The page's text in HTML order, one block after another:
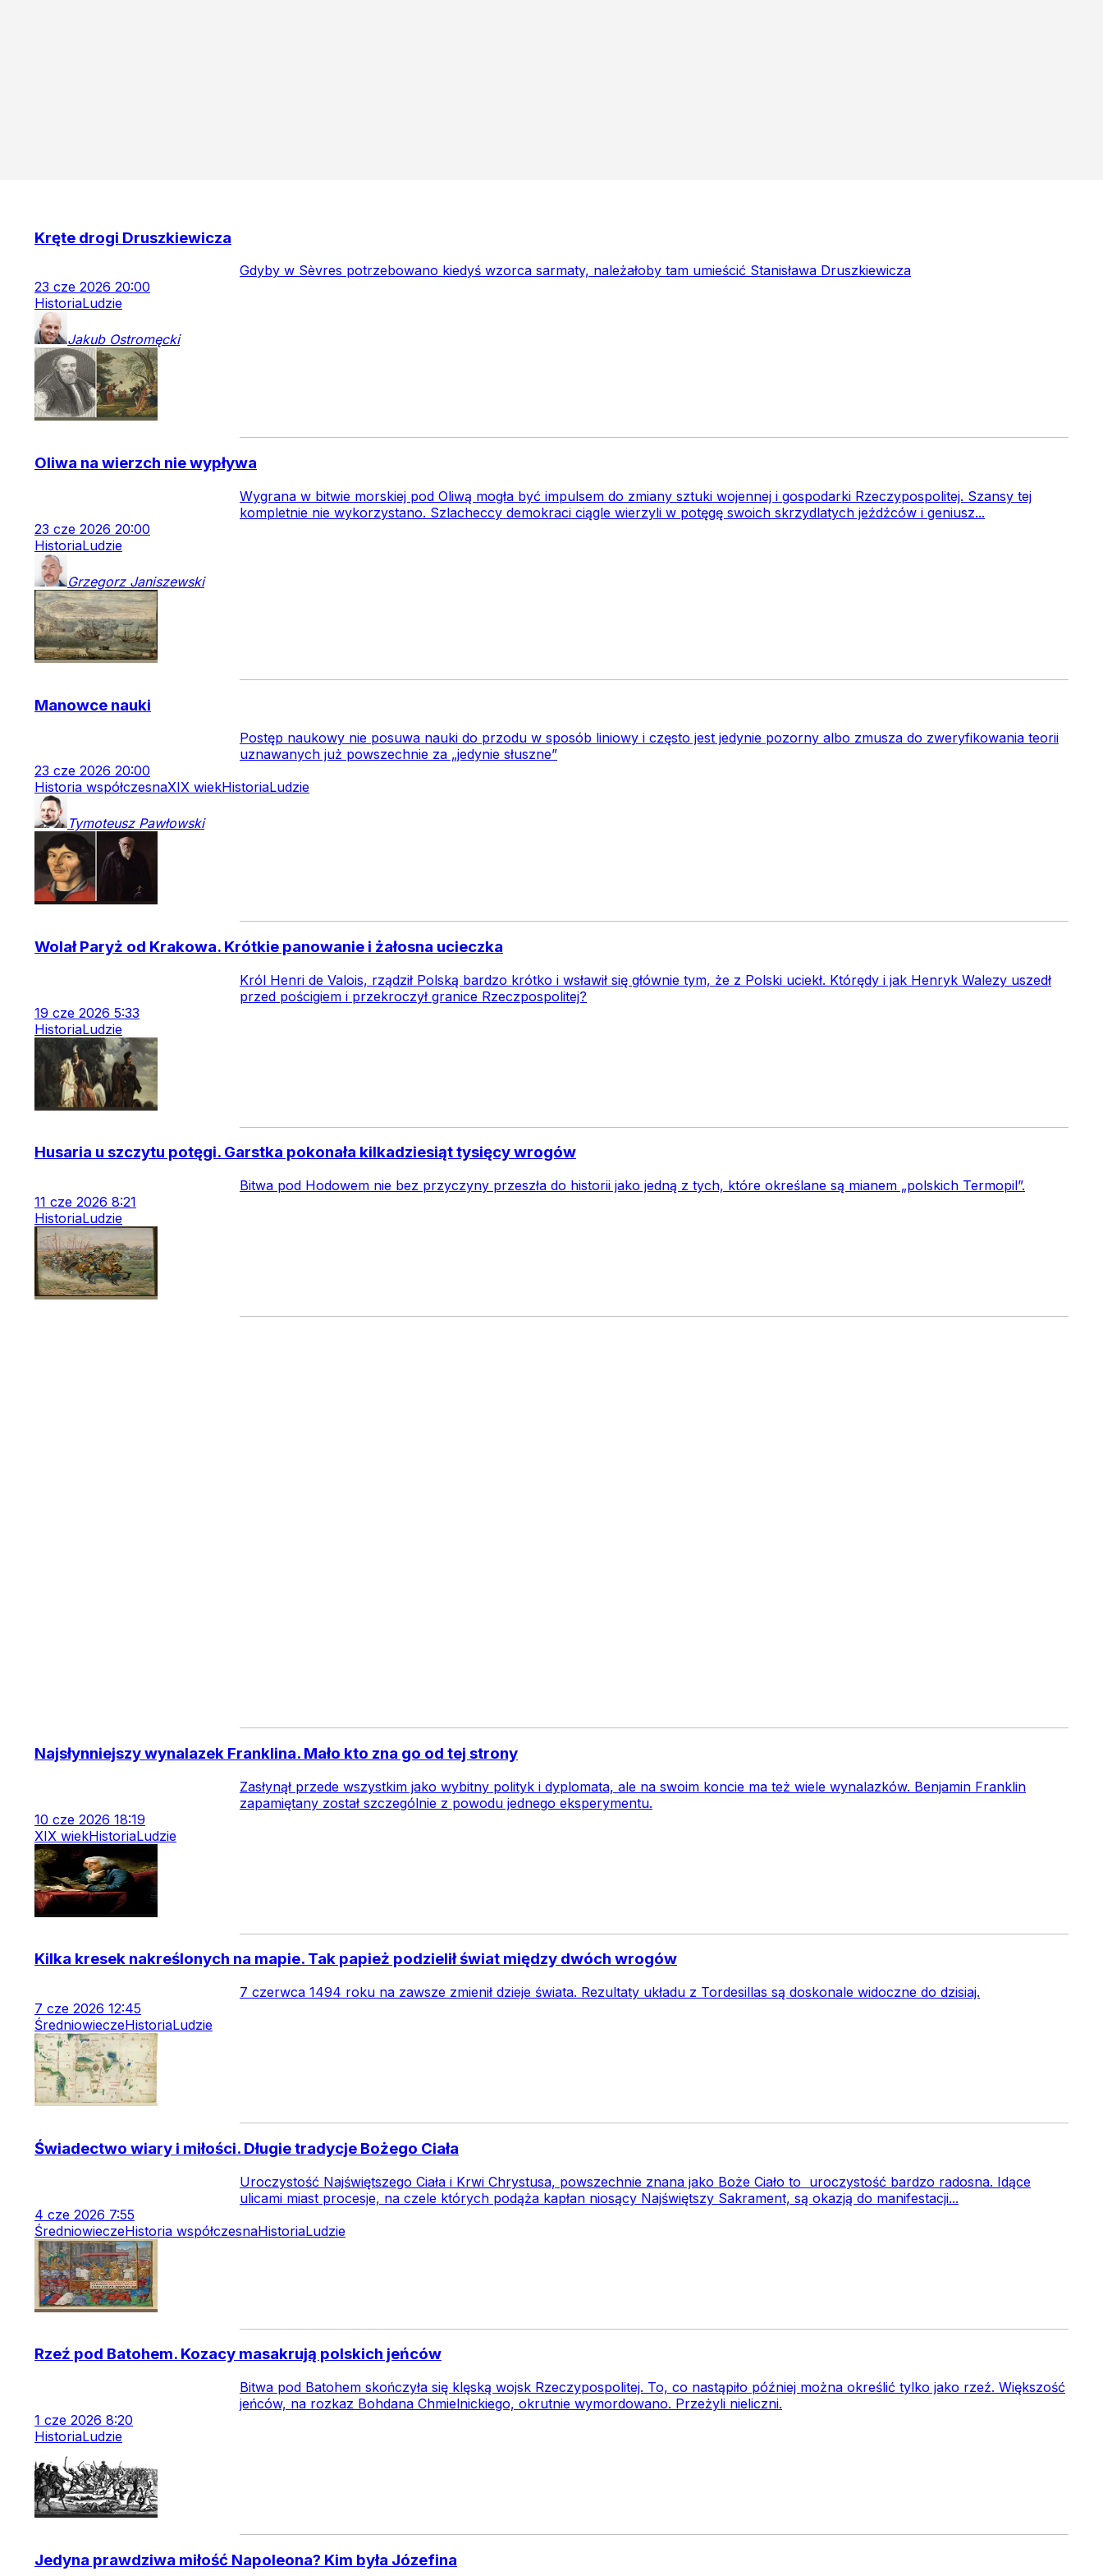
Kręte drogi Druszkiewicza
Gdyby w Sèvres potrzebowano kiedyś wzorca sarmaty, należałoby tam umieścić Stanisława Druszkiewicza
23 cze 2026 20:00
HistoriaLudzie
Jakub Ostromęcki
Oliwa na wierzch nie wypływa
Wygrana w bitwie morskiej pod Oliwą mogła być impulsem do zmiany sztuki wojennej i gospodarki Rzeczypospolitej. Szansy tej
kompletnie nie wykorzystano. Szlacheccy demokraci ciągle wierzyli w potęgę swoich skrzydlatych jeźdźców i geniusz...
23 cze 2026 20:00
HistoriaLudzie
Grzegorz Janiszewski
Manowce nauki
Postęp naukowy nie posuwa nauki do przodu w sposób liniowy i często jest jedynie pozorny albo zmusza do zweryfikowania teorii
uznawanych już powszechnie za „jedynie słuszne”
23 cze 2026 20:00
Historia współczesnaXIX wiekHistoriaLudzie
Tymoteusz Pawłowski
Wolał Paryż od Krakowa. Krótkie panowanie i żałosna ucieczka
Król Henri de Valois, rządził Polską bardzo krótko i wsławił się głównie tym, że z Polski uciekł. Którędy i jak Henryk Walezy uszedł
przed pościgiem i przekroczył granice Rzeczpospolitej?
19 cze 2026 5:33
HistoriaLudzie
Husaria u szczytu potęgi. Garstka pokonała kilkadziesiąt tysięcy wrogów
Bitwa pod Hodowem nie bez przyczyny przeszła do historii jako jedną z tych, które określane są mianem „polskich Termopil”.
11 cze 2026 8:21
HistoriaLudzie
Najsłynniejszy wynalazek Franklina. Mało kto zna go od tej strony
Zasłynął przede wszystkim jako wybitny polityk i dyplomata, ale na swoim koncie ma też wiele wynalazków. Benjamin Franklin
zapamiętany został szczególnie z powodu jednego eksperymentu.
10 cze 2026 18:19
XIX wiekHistoriaLudzie
Kilka kresek nakreślonych na mapie. Tak papież podzielił świat między dwóch wrogów
7 czerwca 1494 roku na zawsze zmienił dzieje świata. Rezultaty układu z Tordesillas są doskonale widoczne do dzisiaj.
7 cze 2026 12:45
ŚredniowieczeHistoriaLudzie
Świadectwo wiary i miłości. Długie tradycje Bożego Ciała
Uroczystość Najświętszego Ciała i Krwi Chrystusa, powszechnie znana jako Boże Ciało to uroczystość bardzo radosna. Idące
ulicami miast procesje, na czele których podąża kapłan niosący Najświętszy Sakrament, są okazją do manifestacji...
4 cze 2026 7:55
ŚredniowieczeHistoria współczesnaHistoriaLudzie
Rzeź pod Batohem. Kozacy masakrują polskich jeńców
Bitwa pod Batohem skończyła się klęską wojsk Rzeczypospolitej. To, co nastąpiło później można określić tylko jako rzeź. Większość
jeńców, na rozkaz Bohdana Chmielnickiego, okrutnie wymordowano. Przeżyli nieliczni.
1 cze 2026 8:20
HistoriaLudzie
Jedyna prawdziwa miłość Napoleona? Kim była Józefina